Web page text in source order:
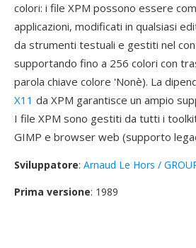
colori: i file XPM possono essere
applicazioni, modificati in qualsiasi
da strumenti testuali e gestiti nel
supportando fino a 256 colori con
parola chiave colore 'Nonè). La
X11 da XPM garantisce un ampio
I file XPM sono gestiti da tutti i
GIMP e browser web (supporto
Sviluppatore: Arnaud Le Hors /
Prima versione: 1989